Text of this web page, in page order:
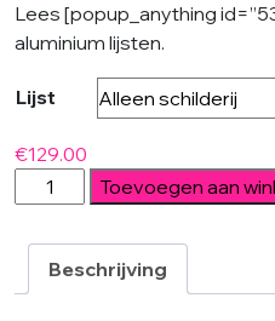
Lees [popup_anything
aluminium lijsten.
Lijst
€129.00
Dotted
Blue
Sky
aantal
Toevoegen aan
Beschrijving